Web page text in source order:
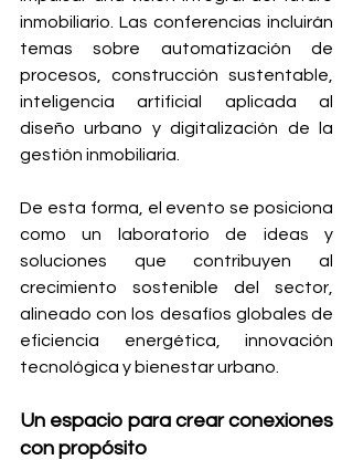
inmobiliario. Las conferencias incluirán
temas sobre automatización de
procesos, construcción sustentable,
inteligencia artificial aplicada al
diseño urbano y digitalización de la
gestión inmobiliaria.
De esta forma, el evento se posiciona
como un laboratorio de ideas y
soluciones que contribuyen al
crecimiento sostenible del sector,
alineado con los desafíos globales de
eficiencia energética, innovación
tecnológica y bienestar urbano.
Un espacio para crear conexiones
con propósito